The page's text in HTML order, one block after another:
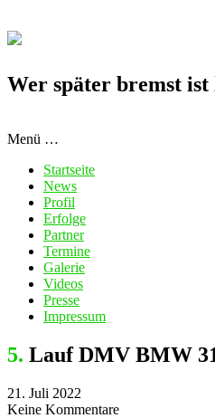
Wer später bremst ist
Menü …
Startseite
News
Profil
Erfolge
Partner
Termine
Galerie
Videos
Presse
Impressum
5. Lauf DMV BMW
21. Juli 2022
Keine Kommentare